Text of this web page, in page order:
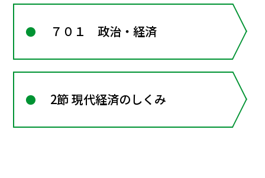
７０１ 政治・経済
2節 現代経済のしくみ